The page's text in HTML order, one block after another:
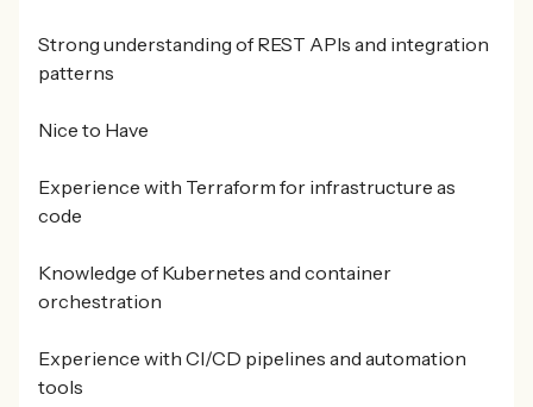
Strong understanding of REST APIs and integration
patterns
Nice to Have
Experience with Terraform for infrastructure as
code
Knowledge of Kubernetes and container
orchestration
Experience with CI/CD pipelines and automation
tools